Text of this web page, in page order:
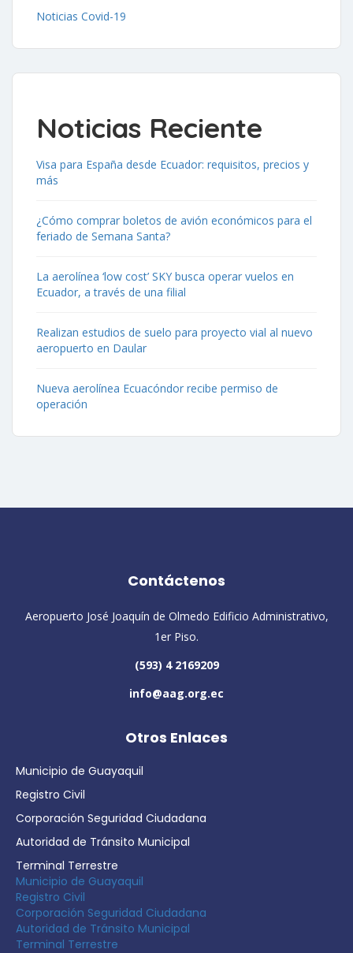
Noticias Covid-19
Noticias Reciente
Visa para España desde Ecuador: requisitos, precios y
más
¿Cómo comprar boletos de avión económicos para el
feriado de Semana Santa?
La aerolínea ‘low cost’ SKY busca operar vuelos en
Ecuador, a través de una filial
Realizan estudios de suelo para proyecto vial al nuevo
aeropuerto en Daular
Nueva aerolínea Ecuacóndor recibe permiso de
operación
Contáctenos
Aeropuerto José Joaquín de Olmedo Edificio Administrativo,
1er Piso.
(593) 4 2169209
info@aag.org.ec
Otros Enlaces
Municipio de Guayaquil
Registro Civil
Corporación Seguridad Ciudadana
Autoridad de Tránsito Municipal
Terminal Terrestre
Municipio de Guayaquil
Registro Civil
Corporación Seguridad Ciudadana
Autoridad de Tránsito Municipal
Terminal Terrestre